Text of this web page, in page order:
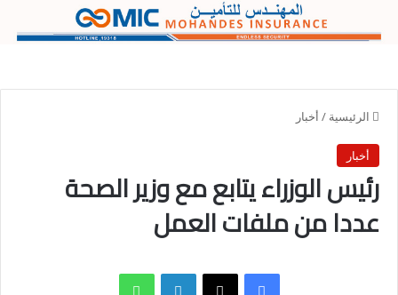
الرئيسية / أخبار
أخبار
رئيس الوزراء يتابع مع وزير الصحة
عددا من ملفات العمل
فيسبوك X لينكدإن